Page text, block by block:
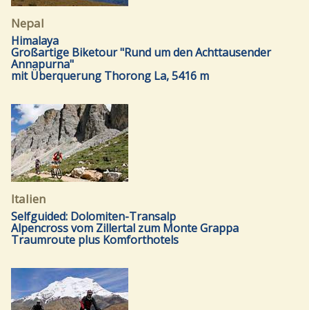
Nepal
Himalaya
Großartige Biketour "Rund um den Achttausender
Annapurna"
mit Überquerung Thorong La, 5416 m
Italien
Selfguided: Dolomiten-Transalp
Alpencross vom Zillertal zum Monte Grappa
Traumroute plus Komforthotels